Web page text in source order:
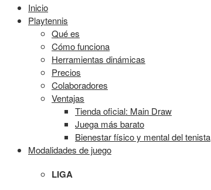
Inicio
Playtennis
Qué es
Cómo funciona
Herramientas dinámicas
Precios
Colaboradores
Ventajas
Tienda oficial: Main Draw
Juega más barato
Bienestar físico y mental del tenista
Modalidades de juego
LIGA